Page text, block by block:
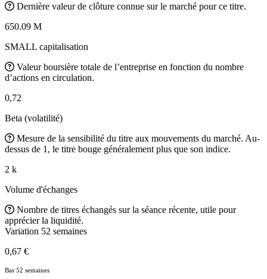
Dernière valeur de clôture connue sur le marché pour ce titre.
650.09 M
SMALL capitalisation
Valeur boursière totale de l’entreprise en fonction du nombre
d’actions en circulation.
0,72
Beta (volatilité)
Mesure de la sensibilité du titre aux mouvements du marché. Au-
dessus de 1, le titre bouge généralement plus que son indice.
2 k
Volume d'échanges
Nombre de titres échangés sur la séance récente, utile pour
apprécier la liquidité.
Variation 52 semaines
0,67 €
Bas 52 semaines